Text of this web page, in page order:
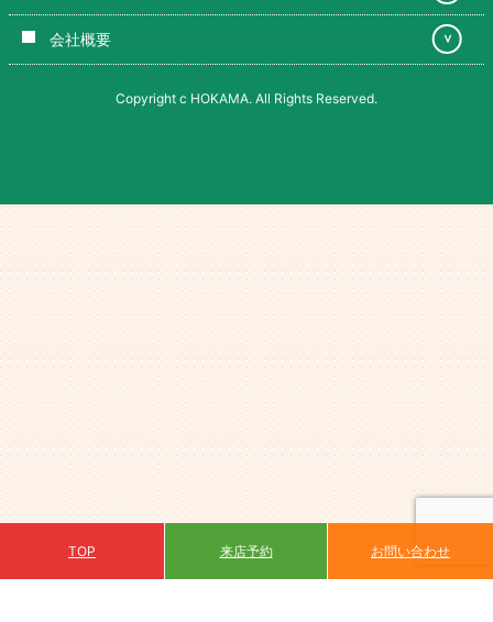
会社概要 ＞
Copyright c HOKAMA. All Rights Reserved.
TOP 来店予約 お問い合わせ